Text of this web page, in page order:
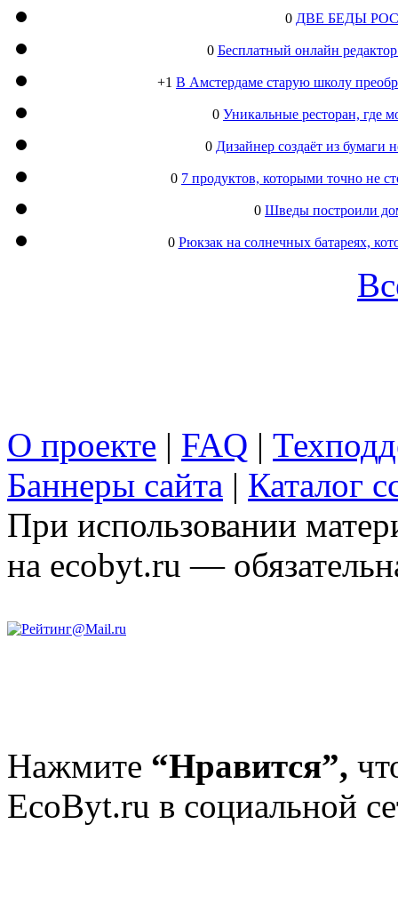
0 ДВЕ БЕДЫ
0 Бесплатный онлайн
+1 В Амстердаме старую школу
0 Уникальные ресторан, где
0 Дизайнер создаёт из
0 7 продуктов, которыми точно не
0 Шведы построили
0 Рюкзак на солнечных батареях,
О проекте | FAQ |
Баннеры сайта | Каталог
При использовании
на ecobyt.ru —
Нажмите “Нравится”,
EcoByt.ru в социальной